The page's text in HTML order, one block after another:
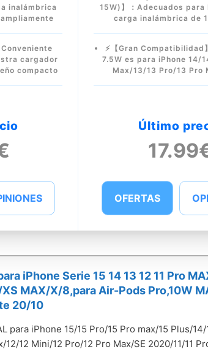
inalámbrica
Conveniente
cargador
compacto
15W)】：Adecuados
carga inalámbrica de
⚡【Gran Compatibilidad
7.5W es para iPhone 14/
Max/13/13 Pro/13 Pro
Último
OFERTAS
iPhone Serie 15 14 13 12 11 Pro
MAX/X/8,para Air-Pods Pro,10W
20/10
para iPhone 15/15 Pro/15 Pro max/15 Plus/
12 Mini/12 Pro/12 Pro Max/SE 2020/11/11